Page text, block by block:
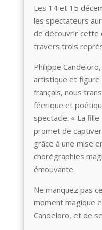
Les 14 et 15
les spectateurs
de découvrir
travers trois
Philippe
artistique et figure
français, nous
féerique et
spectacle. « La
promet de
grâce à une mise
chorégraphies
émouvante.
Ne manquez pas
moment magique
Candeloro, et de